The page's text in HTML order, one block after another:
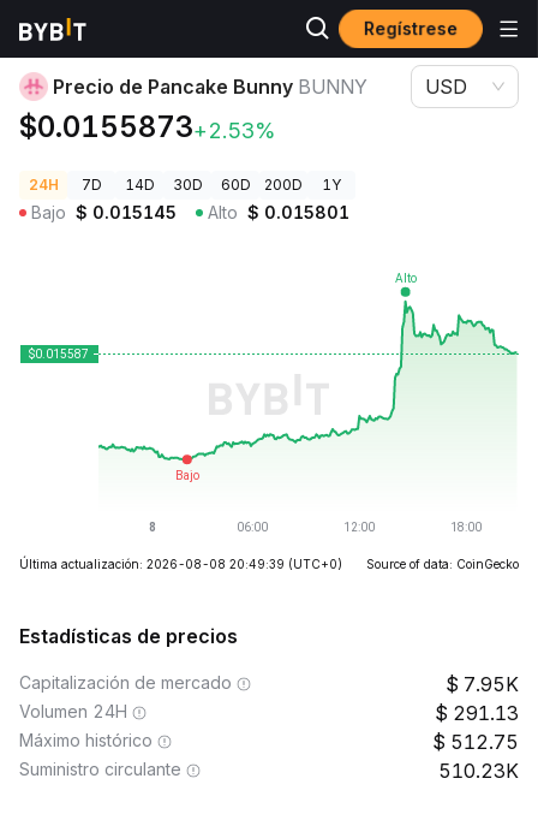
Regístrese
Precios de Criptomonedas Precio de Pancake Bunny BUNNY
Precio de Pancake Bunny BUNNY
$0.0155873+2.53%
USD
24H 7D 14D 30D 60D 200D 1Y
Bajo $ 0.015145 Alto $ 0.015801
Última actualización: 2026-08-08 20:49:39 (UTC+0) Source of data: CoinGecko
Estadísticas de precios
Capitalización de mercado 7.95K
Volumen 24H 291.13
Máximo histórico 512.75
Suministro circulante 510.23K